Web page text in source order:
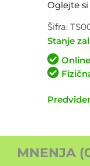
Chromic
Shiny
Crystal
Smoke
količina
Oglejte
Šifra:
Stanje
Online
MNENJA